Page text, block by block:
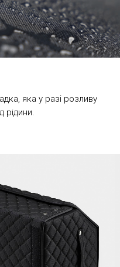
яка у разі розливу
рідини.